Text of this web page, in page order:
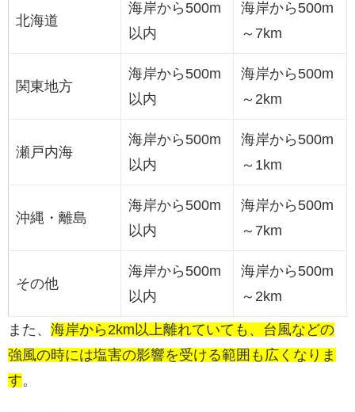
北海道
海岸から500m
以内
海岸から500m
～7km
関東地方
海岸から500m
以内
海岸から500m
～2km
瀬戸内海
海岸から500m
以内
海岸から500m
～1km
沖縄・離島
海岸から500m
以内
海岸から500m
～7km
その他
海岸から500m
以内
海岸から500m
～2km
また、 海岸から2km以上離れていても、台風などの
強風の時には塩害の影響を受ける範囲も広くなりま
す。